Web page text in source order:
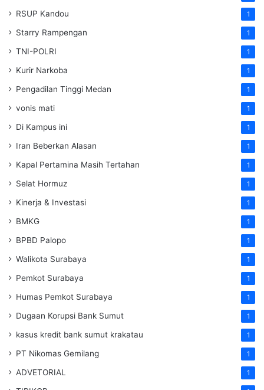
RSUP Kandou 1
Starry Rampengan 1
TNI-POLRI 1
Kurir Narkoba 1
Pengadilan Tinggi Medan 1
vonis mati 1
Di Kampus ini 1
Iran Beberkan Alasan 1
Kapal Pertamina Masih Tertahan 1
Selat Hormuz 1
Kinerja & Investasi 1
BMKG 1
BPBD Palopo 1
Walikota Surabaya 1
Pemkot Surabaya 1
Humas Pemkot Surabaya 1
Dugaan Korupsi Bank Sumut 1
kasus kredit bank sumut krakatau 1
PT Nikomas Gemilang 1
ADVETORIAL 1